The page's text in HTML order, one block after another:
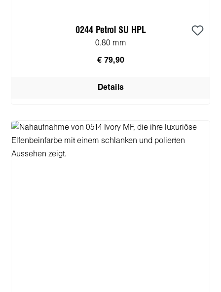
0244 Petrol SU HPL
0.80 mm
€ 79,90
Details